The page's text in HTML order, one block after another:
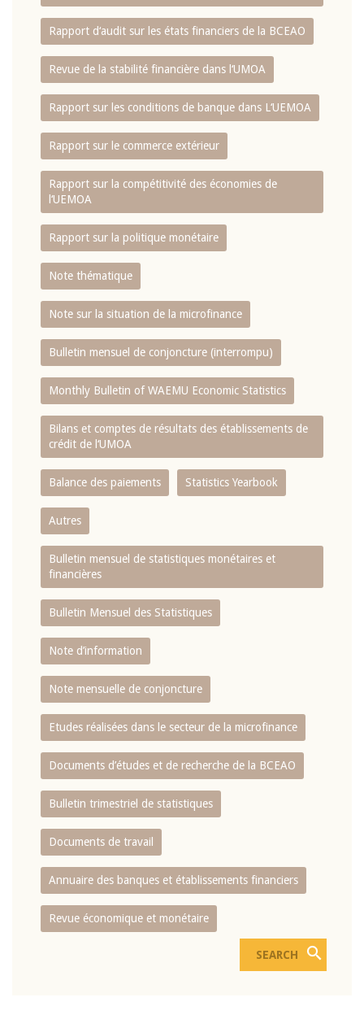
Rapport d‘audit sur les états financiers de la BCEAO
Revue de la stabilité financière dans l‘UMOA
Rapport sur les conditions de banque dans L‘UEMOA
Rapport sur le commerce extérieur
Rapport sur la compétitivité des économies de
l‘UEMOA
Rapport sur la politique monétaire
Note thématique
Note sur la situation de la microfinance
Bulletin mensuel de conjoncture (interrompu)
Monthly Bulletin of WAEMU Economic Statistics
Bilans et comptes de résultats des établissements de
crédit de l‘UMOA
Balance des paiements Statistics Yearbook
Autres
Bulletin mensuel de statistiques monétaires et
financières
Bulletin Mensuel des Statistiques
Note d’information
Note mensuelle de conjoncture
Etudes réalisées dans le secteur de la microfinance
Documents d’études et de recherche de la BCEAO
Bulletin trimestriel de statistiques
Documents de travail
Annuaire des banques et établissements financiers
Revue économique et monétaire